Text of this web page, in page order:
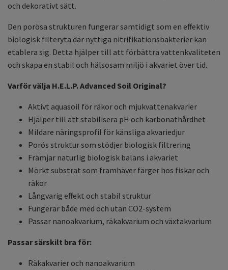
och dekorativt sätt.
Den porösa strukturen fungerar samtidigt som en effektiv
biologisk filteryta där nyttiga nitrifikationsbakterier kan
etablera sig. Detta hjälper till att förbättra vattenkvaliteten
och skapa en stabil och hälsosam miljö i akvariet över tid.
Varför välja H.E.L.P. Advanced Soil Original?
Aktivt aquasoil för räkor och mjukvattenakvarier
Hjälper till att stabilisera pH och karbonathårdhet
Mildare näringsprofil för känsliga akvariedjur
Porös struktur som stödjer biologisk filtrering
Främjar naturlig biologisk balans i akvariet
Mörkt substrat som framhäver färger hos fiskar och
räkor
Långvarig effekt och stabil struktur
Fungerar både med och utan CO2-system
Passar nanoakvarium, räkakvarium och växtakvarium
Passar särskilt bra för:
Räkakvarier och nanoakvarium